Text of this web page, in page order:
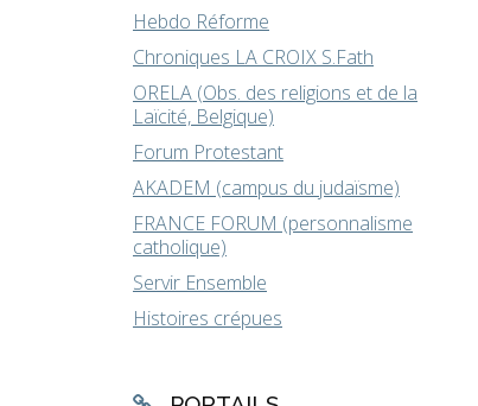
Hebdo Réforme
Chroniques LA CROIX S.Fath
ORELA (Obs. des religions et de la
Laïcité, Belgique)
Forum Protestant
AKADEM (campus du judaïsme)
FRANCE FORUM (personnalisme
catholique)
Servir Ensemble
Histoires crépues